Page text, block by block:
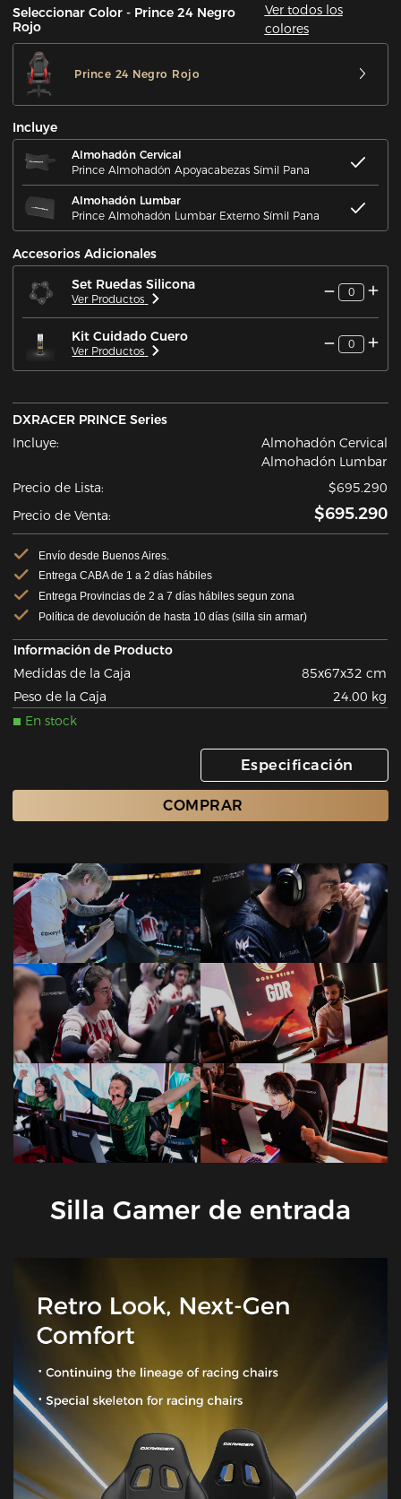
Seleccionar Color - Prince 24 Negro
Rojo
Ver todos los
colores
Prince 24 Negro Rojo
Incluye
Almohadón Cervical
Prince Almohadón Apoyacabezas Símil Pana
Almohadón Lumbar
Prince Almohadón Lumbar Externo Símil Pana
Accesorios Adicionales
Set Ruedas Silicona
Ver Productos
0
Kit Cuidado Cuero
Ver Productos
0
DXRACER PRINCE Series
Incluye:
Almohadón Cervical
Almohadón Lumbar
Precio de Lista:
$695.290
Precio de Venta:
$695.290
Envío desde Buenos Aires.
Entrega CABA de 1 a 2 días hábiles
Entrega Provincias de 2 a 7 días hábiles segun zona
Política de devolución de hasta 10 días (silla sin armar)
Información de Producto
Medidas de la Caja
85x67x32 cm
Peso de la Caja
24.00 kg
En stock
Especificación
COMPRAR
Silla Gamer de entrada